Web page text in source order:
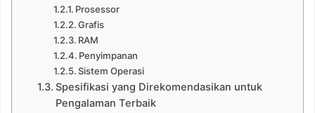
Prosessor
Grafis
RAM
Penyimpanan
Sistem Operasi
Spesifikasi yang Direkomendasikan untuk
Pengalaman Terbaik